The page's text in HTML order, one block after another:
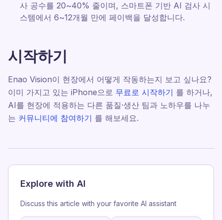
사 공수를 20~40% 줄이며, 스마트폰 기반 AI 검사 시
스템에서 6~12개월 만에 페이백을 달성합니다.
시작하기
Enao Vision이 현장에서 어떻게 작동하는지 보고 싶나요?
이미 가지고 있는 iPhone으로 무료로 시작하기 를 하거나,
AI를 현장에 적용하는 다른 품질·생산 팀과 노하우를 나누
는 커뮤니티에 참여하기 를 해보세요.
Explore with AI
Discuss this article with your favorite AI assistant